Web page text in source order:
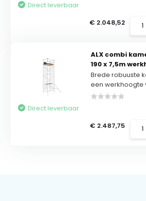
Direct leverbaar
€ 2.048,52
ALX combi
190 x 7,5m
Brede robuuste
een werkhoogte
Direct leverbaar
€ 2.487,75